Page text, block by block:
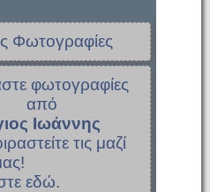
Φωτογραφίες
φωτογραφίες
από
Ιωάννης
τις μαζί
εδώ.